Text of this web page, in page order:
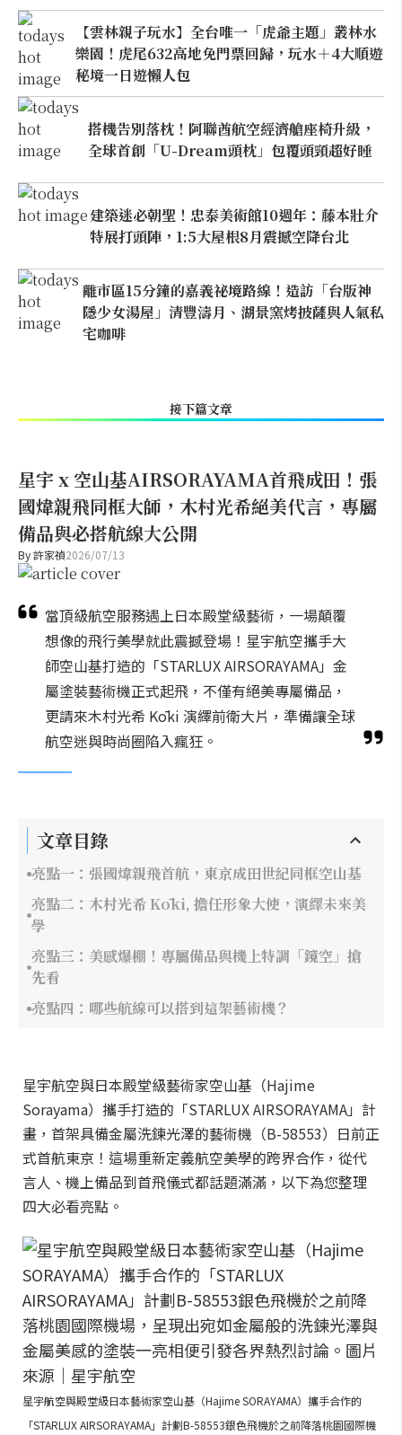
【雲林親子玩水】全台唯一「虎爺主題」叢林水
樂園！虎尾632高地免門票回歸，玩水＋4大順遊
秘境一日遊懶人包
搭機告別落枕！阿聯酋航空經濟艙座椅升級，
全球首創「U-Dream頭枕」包覆頭頸超好睡
建築迷必朝聖！忠泰美術館10週年：藤本壯介
特展打頭陣，1:5大屋根8月震撼空降台北
離市區15分鐘的嘉義祕境路線！造訪「台版神
隱少女湯屋」清豐濤月、湖景窯烤披薩與人氣私
宅咖啡
接下篇文章
星宇 x 空山基AIRSORAYAMA首飛成田！張
國煒親飛同框大師，木村光希絕美代言，專屬
備品與必搭航線大公開
By許家禎2026/07/13
當頂級航空服務遇上日本殿堂級藝術，一場顛覆
想像的飛行美學就此震撼登場！星宇航空攜手大
師空山基打造的「STARLUX AIRSORAYAMA」金
屬塗裝藝術機正式起飛，不僅有絕美專屬備品，
更請來木村光希 Kōki 演繹前衛大片，準備讓全球
航空迷與時尚圈陷入瘋狂。
文章目錄
亮點一：張國煒親飛首航，東京成田世紀同框空山基
亮點二：木村光希 Kōki, 擔任形象大使，演繹未來美
學
亮點三：美感爆棚！專屬備品與機上特調「鏡空」搶
先看
亮點四：哪些航線可以搭到這架藝術機？
星宇航空與日本殿堂級藝術家空山基（Hajime
Sorayama）攜手打造的「STARLUX AIRSORAYAMA」計
畫，首架具備金屬洗鍊光澤的藝術機（B-58553）日前正
式首航東京！這場重新定義航空美學的跨界合作，從代
言人、機上備品到首飛儀式都話題滿滿，以下為您整理
四大必看亮點。
星宇航空與殿堂級日本藝術家空山基（Hajime SORAYAMA）攜手合作的
「STARLUX AIRSORAYAMA」計劃B-58553銀色飛機於之前降落桃園國際機